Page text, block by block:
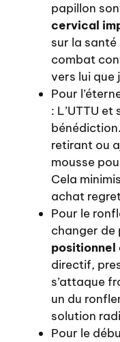
papillon
cervical
sur la
combat
vers lui que
Pour
: L’UTTU
retirant ou
mousse
Cela
achat
Pour le
changer de
positionnel
directif,
s’attaque
un du
solution
Pour le